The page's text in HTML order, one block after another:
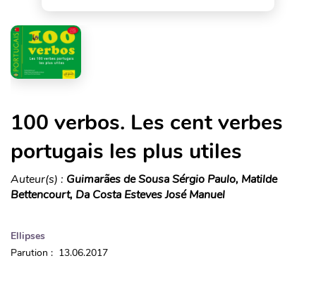
100 verbos. Les cent verbes
portugais les plus utiles
Auteur(s) : Guimarães de Sousa Sérgio Paulo, Matilde
Bettencourt, Da Costa Esteves José Manuel
Ellipses
Parution : 13.06.2017